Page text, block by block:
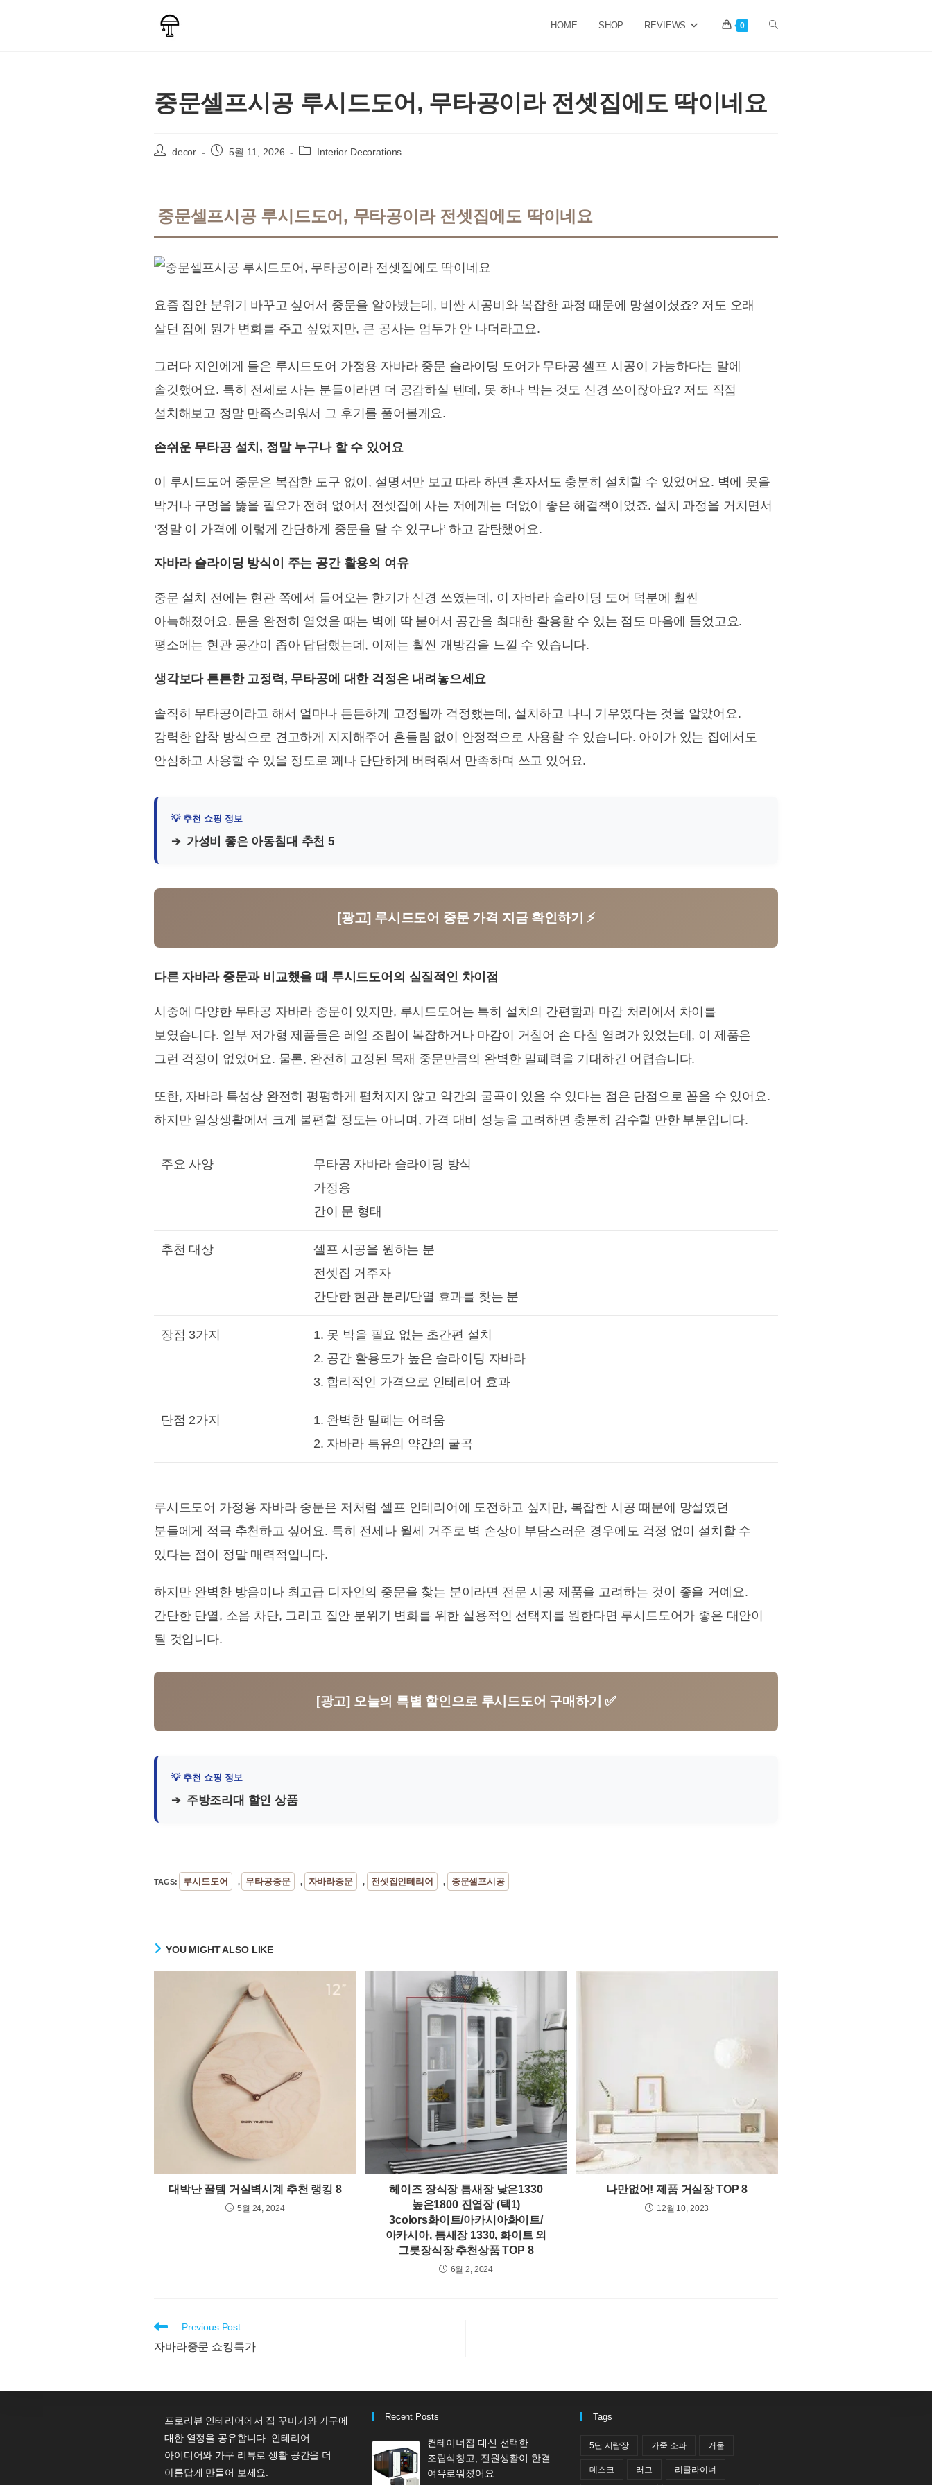
HOME SHOP REVIEWS 0 Toggle
중문셀프시공 루시드도어, 무타공이라 전셋집에도 딱이네요
Postdecor
Post 5월 11, 2026
Post Interior Decorations
중문셀프시공 루시드도어, 무타공이라 전셋집에도 딱이네요
요즘 집안 분위기 바꾸고 싶어서 중문을 알아봤는데, 비싼 시공비와 복잡한 과정 때문에 망설이셨죠? 저도 오래
살던 집에 뭔가 변화를 주고 싶었지만, 큰 공사는 엄두가 안 나더라고요.
그러다 지인에게 들은 루시드도어 가정용 자바라 중문 슬라이딩 도어가 무타공 셀프 시공이 가능하다는 말에
솔깃했어요. 특히 전세로 사는 분들이라면 더 공감하실 텐데, 못 하나 박는 것도 신경 쓰이잖아요? 저도 직접
설치해보고 정말 만족스러워서 그 후기를 풀어볼게요.
손쉬운 무타공 설치, 정말 누구나 할 수 있어요
이 루시드도어 중문은 복잡한 도구 없이, 설명서만 보고 따라 하면 혼자서도 충분히 설치할 수 있었어요. 벽에 못을
박거나 구멍을 뚫을 필요가 전혀 없어서 전셋집에 사는 저에게는 더없이 좋은 해결책이었죠. 설치 과정을 거치면서
‘정말 이 가격에 이렇게 간단하게 중문을 달 수 있구나’ 하고 감탄했어요.
자바라 슬라이딩 방식이 주는 공간 활용의 여유
중문 설치 전에는 현관 쪽에서 들어오는 한기가 신경 쓰였는데, 이 자바라 슬라이딩 도어 덕분에 훨씬
아늑해졌어요. 문을 완전히 열었을 때는 벽에 딱 붙어서 공간을 최대한 활용할 수 있는 점도 마음에 들었고요.
평소에는 현관 공간이 좁아 답답했는데, 이제는 훨씬 개방감을 느낄 수 있습니다.
생각보다 튼튼한 고정력, 무타공에 대한 걱정은 내려놓으세요
솔직히 무타공이라고 해서 얼마나 튼튼하게 고정될까 걱정했는데, 설치하고 나니 기우였다는 것을 알았어요.
강력한 압착 방식으로 견고하게 지지해주어 흔들림 없이 안정적으로 사용할 수 있습니다. 아이가 있는 집에서도
안심하고 사용할 수 있을 정도로 꽤나 단단하게 버텨줘서 만족하며 쓰고 있어요.
가성비 좋은 아동침대 추천 5
[광고] 루시드도어 중문 가격 지금 확인하기 ⚡
다른 자바라 중문과 비교했을 때 루시드도어의 실질적인 차이점
시중에 다양한 무타공 자바라 중문이 있지만, 루시드도어는 특히 설치의 간편함과 마감 처리에서 차이를
보였습니다. 일부 저가형 제품들은 레일 조립이 복잡하거나 마감이 거칠어 손 다칠 염려가 있었는데, 이 제품은
그런 걱정이 없었어요. 물론, 완전히 고정된 목재 중문만큼의 완벽한 밀폐력을 기대하긴 어렵습니다.
또한, 자바라 특성상 완전히 평평하게 펼쳐지지 않고 약간의 굴곡이 있을 수 있다는 점은 단점으로 꼽을 수 있어요.
하지만 일상생활에서 크게 불편할 정도는 아니며, 가격 대비 성능을 고려하면 충분히 감수할 만한 부분입니다.
주요 사양
무타공 자바라 슬라이딩 방식
가정용
간이 문 형태
추천 대상
셀프 시공을 원하는 분
전셋집 거주자
간단한 현관 분리/단열 효과를 찾는 분
장점 3가지
1. 못 박을 필요 없는 초간편 설치
2. 공간 활용도가 높은 슬라이딩 자바라
3. 합리적인 가격으로 인테리어 효과
단점 2가지
1. 완벽한 밀폐는 어려움
2. 자바라 특유의 약간의 굴곡
루시드도어 가정용 자바라 중문은 저처럼 셀프 인테리어에 도전하고 싶지만, 복잡한 시공 때문에 망설였던
분들에게 적극 추천하고 싶어요. 특히 전세나 월세 거주로 벽 손상이 부담스러운 경우에도 걱정 없이 설치할 수
있다는 점이 정말 매력적입니다.
하지만 완벽한 방음이나 최고급 디자인의 중문을 찾는 분이라면 전문 시공 제품을 고려하는 것이 좋을 거예요.
간단한 단열, 소음 차단, 그리고 집안 분위기 변화를 위한 실용적인 선택지를 원한다면 루시드도어가 좋은 대안이
될 것입니다.
[광고] 오늘의 특별 할인으로 루시드도어 구매하기 ✅
주방조리대 할인 상품
TAGS: 루시드도어 , 무타공중문 , 자바라중문 , 전셋집인테리어 , 중문셀프시공
YOU MIGHT ALSO LIKE
대박난 꿀템 거실벽시계 추천 랭킹 8
5월 24, 2024
헤이즈 장식장 틈새장 낮은1330
높은1800 진열장 (택1)
3colors화이트/아카시아화이트/
아카시아, 틈새장 1330, 화이트 외
그릇장식장 추천상품 TOP 8
6월 2, 2024
나만없어! 제품 거실장 TOP 8
12월 10, 2023
Read
articles
Previous Post
자바라중문 쇼킹특가
프로리뷰 인테리어에서 집 꾸미기와 가구에
대한 열정을 공유합니다. 인테리어
아이디어와 가구 리뷰로 생활 공간을 더
아름답게 만들어 보세요.
Recent Posts
컨테이너집 대신 선택한
조립식창고, 전원생활이 한결
여유로워졌어요
Tags
5단 서랍장 가죽 소파 거울
데스크 러그 리클라이너